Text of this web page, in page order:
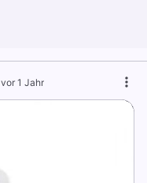
vor 1 Jahr